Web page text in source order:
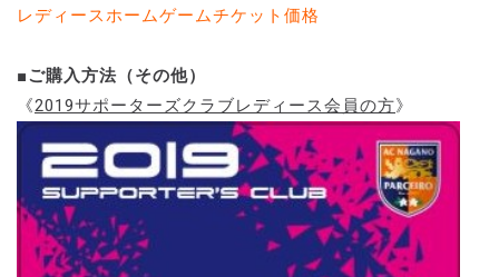
レディースホームゲームチケット価格
■ご購入方法（その他）
《2019サポーターズクラブレディース会員の方》